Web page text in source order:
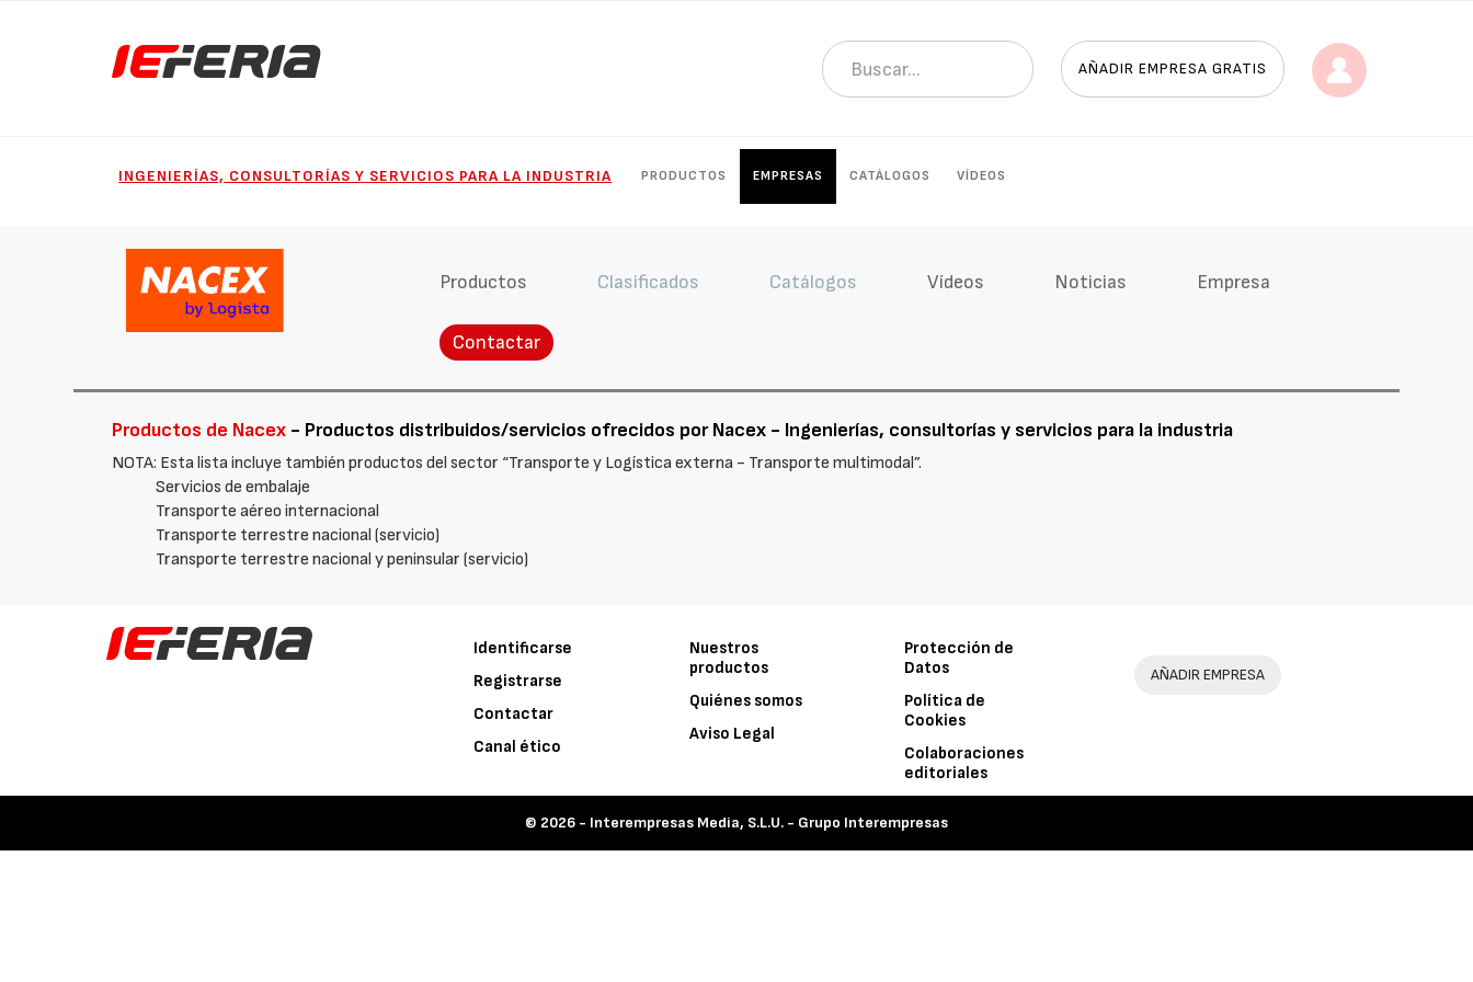
AÑADIR EMPRESA GRATIS
INGENIERÍAS, CONSULTORÍAS Y SERVICIOS PARA LA INDUSTRIA PRODUCTOS EMPRESAS CATÁLOGOS VÍDEOS
Productos Clasificados Catálogos Vídeos Noticias Empresa
Contactar
Productos de Nacex - Productos distribuidos/servicios ofrecidos por Nacex - Ingenierías, consultorías y servicios para la industria
NOTA: Esta lista incluye también productos del sector “Transporte y Logística externa - Transporte multimodal”.
Servicios de embalaje
Transporte aéreo internacional
Transporte terrestre nacional (servicio)
Transporte terrestre nacional y peninsular (servicio)
Identificarse
Registrarse
Contactar
Canal ético
Nuestros
productos
Quiénes somos
Aviso Legal
Protección de
Datos
Política de
Cookies
Colaboraciones
editoriales
AÑADIR EMPRESA
© 2026 - Interempresas Media, S.L.U. - Grupo Interempresas